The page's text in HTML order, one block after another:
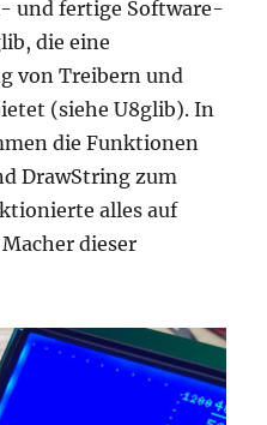
und fertige Software-
die eine
von Treibern und
(siehe U8glib). In
die Funktionen
DrawString zum
alles auf
dieser